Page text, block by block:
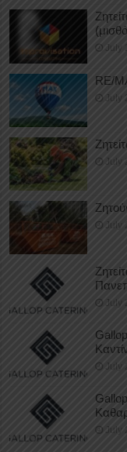
July
RE/
July
July
July
July
July
July